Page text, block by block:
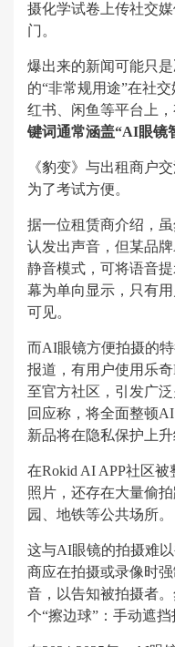
摄化学试卷上传社交
门。
爆出来的新闻可能只
的“非常规用途”在社
红书、闲鱼等平台上
键词通常涵盖“AI眼镜
《豹变》与出租商户
为了考试方便。
据一位租赁商介绍，
认发出声音，但某品
静音模式，可将语音
幕为单向显示，只有
可见。
而AI眼镜方便拍摄的
报道，有用户使用乐
至官方社区，引发广
回应称，将全面整顿
新品将在隐私保护上升
在Rokid AI APP社区
照片，还存在大量偷
园、地铁等公共场所。
这与AI眼镜的拍摄难
商应在拍摄或录像时
音，以告知被拍摄者
个“擦边球”：手动遮